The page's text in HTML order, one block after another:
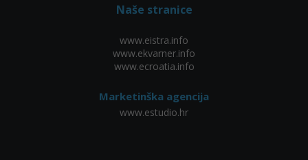
Naše stranice
www.eistra.info
www.ekvarner.info
www.ecroatia.info
Marketinška agencija
www.estudio.hr